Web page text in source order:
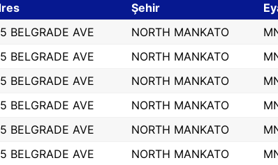
Şehir
BELGRADE AVE NORTH MANKATO
BELGRADE AVE NORTH MANKATO
BELGRADE AVE NORTH MANKATO
BELGRADE AVE NORTH MANKATO
BELGRADE AVE NORTH MANKATO
BELGRADE AVE NORTH MANKATO